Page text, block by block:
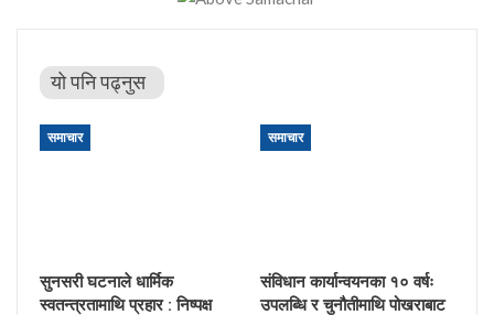
यो पनि पढ्नुस
समाचार
सुनसरी घटनाले धार्मिक
स्वतन्त्रतामाथि प्रहार : निष्पक्ष
समाचार
संविधान कार्यान्वयनका १० वर्षः
उपलब्धि र चुनौतीमाथि पोखराबाट